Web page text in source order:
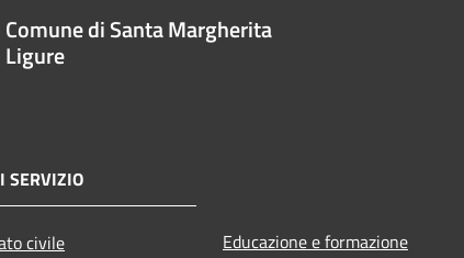
Comune di Santa Margherita
Ligure
SERVIZIO
civile
Educazione e formazione